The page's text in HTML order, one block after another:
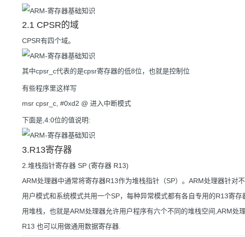
2.1 CPSR的域
CPSR有四个域。
其中cpsr_c代表的是cpsr寄存器的低8位，也就是控制位
有些程序里这样写
msr cpsr_c, #0xd2 @ 进入中断模式
下面是,4:0位的值说明:
3.R13寄存器
2.堆栈指针寄存器 SP (寄存器 R13)
ARM处理器中通常将寄存器R13作为堆栈指针（SP）。ARM处理器针对
用户模式和系统模式共用一个SP，每种异常模式都有各自专用的R13寄
用堆栈，也就是ARM处理器允许用户程序有六个不同的堆栈空间,ARM处
R13 也可以用做通用数据寄存器.